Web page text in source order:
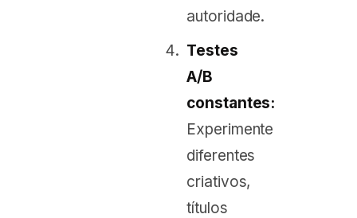
autoridade.
Testes
A/B
constantes:
Experimente
diferentes
criativos,
títulos